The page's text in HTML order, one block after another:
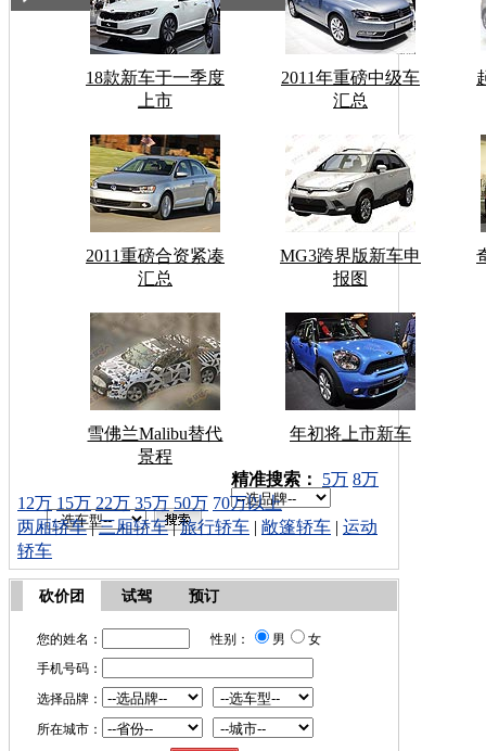
18款新车于一季度
上市
2011年重磅中级车
汇总
2011重磅合资紧凑
汇总
MG3跨界版新车申
报图
雪佛兰Malibu替代
景程
年初将上市新车
车型搜索：
精准搜索： 5万 8万
12万 15万 22万 35万 50万 70万以上
两厢轿车|三厢轿车|旅行轿车 | 敞篷轿车 | 运动
轿车
砍价团 试驾 预订
您的姓名： 性别： 男
女
手机号码：
选择品牌：
所在城市：